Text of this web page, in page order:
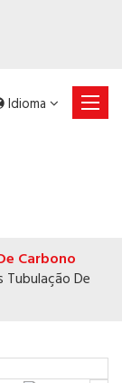
Idioma
Carbono
Tubulação De